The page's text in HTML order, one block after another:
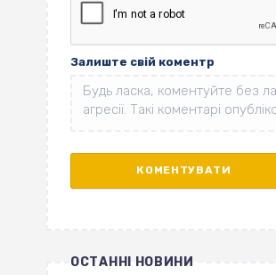
Залиште свій коментр
ОСТАННІ НОВИНИ